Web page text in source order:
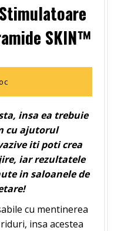
SKIN™
insa ea trebuie
cu ajutorul
iti poti crea
iar rezultatele
in saloanele de
cu mentinerea
insa acestea